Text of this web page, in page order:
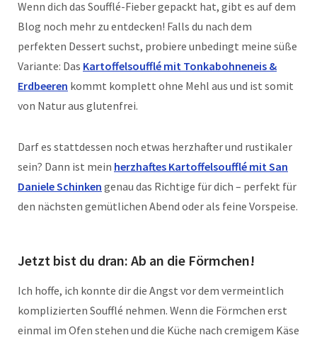
Wenn dich das Soufflé-Fieber gepackt hat, gibt es auf dem
Blog noch mehr zu entdecken! Falls du nach dem
perfekten Dessert suchst, probiere unbedingt meine süße
Variante: Das Kartoffelsoufflé mit Tonkabohneneis &
Erdbeeren kommt komplett ohne Mehl aus und ist somit
von Natur aus glutenfrei.
Darf es stattdessen noch etwas herzhafter und rustikaler
sein? Dann ist mein herzhaftes Kartoffelsoufflé mit San
Daniele Schinken genau das Richtige für dich – perfekt für
den nächsten gemütlichen Abend oder als feine Vorspeise.
Jetzt bist du dran: Ab an die Förmchen!
Ich hoffe, ich konnte dir die Angst vor dem vermeintlich
komplizierten Soufflé nehmen. Wenn die Förmchen erst
einmal im Ofen stehen und die Küche nach cremigem Käse